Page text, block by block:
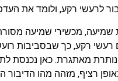
לרעשי רקע, ולומד את
שמיעה, מכשירי שמיעה
רעשי רקע, כך שבסביבות
נותרת מאתגרת. כאן נכנסת
רציף, מזהה מהו הדיבור